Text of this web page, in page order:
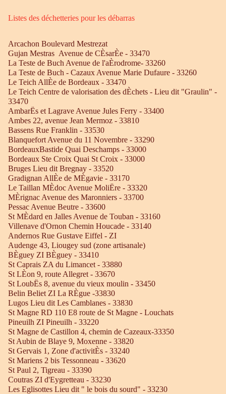
Listes des déchetteries pour les débarras
Arcachon Boulevard Mestrezat
Gujan Mestras Avenue de CÈsarÈe - 33470
La Teste de Buch Avenue de l'aÈrodrome- 33260
La Teste de Buch - Cazaux Avenue Marie Dufaure - 33260
Le Teich AllÈe de Bordeaux - 33470
Le Teich Centre de valorisation des dÈchets - Lieu dit "Graulin" -
33470
AmbarËs et Lagrave Avenue Jules Ferry - 33400
Ambes 22, avenue Jean Mermoz - 33810
Bassens Rue Franklin - 33530
Blanquefort Avenue du 11 Novembre - 33290
BordeauxBastide Quai Deschamps - 33000
Bordeaux Ste Croix Quai St Croix - 33000
Bruges Lieu dit Bregnay - 33520
Gradignan AllÈe de MÈgavie - 33170
Le Taillan MÈdoc Avenue MoliËre - 33320
MÈrignac Avenue des Maronniers - 33700
Pessac Avenue Beutre - 33600
St MÈdard en Jalles Avenue de Touban - 33160
Villenave d'Ornon Chemin Houcade - 33140
Andernos Rue Gustave Eiffel - ZI
Audenge 43, Liougey sud (zone artisanale)
BÈguey ZI BÈguey - 33410
St Caprais ZA du Limancet - 33880
St LÈon 9, route Allegret - 33670
St LoubËs 8, avenue du vieux moulin - 33450
Belin Beliet ZI La RÈgue -33830
Lugos Lieu dit Les Camblanes - 33830
St Magne RD 110 E8 route de St Magne - Louchats
Pineuilh ZI Pineuilh - 33220
St Magne de Castillon 4, chemin de Cazeaux-33350
St Aubin de Blaye 9, Moxenne - 33820
St Gervais 1, Zone d'activitÈs - 33240
St Mariens 2 bis Tessonneau - 33620
St Paul 2, Tigreau - 33390
Coutras ZI d'Eygretteau - 33230
Les Eglisottes Lieu dit " le bois du sourd" - 33230